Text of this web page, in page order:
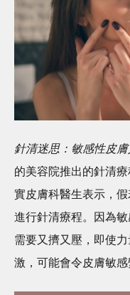
針清迷思：敏感性皮
的美容院推出的針清
實皮膚科醫生表示，
進行針清療程。因為
需要又擠又壓，即使
激，可能會令皮膚敏感